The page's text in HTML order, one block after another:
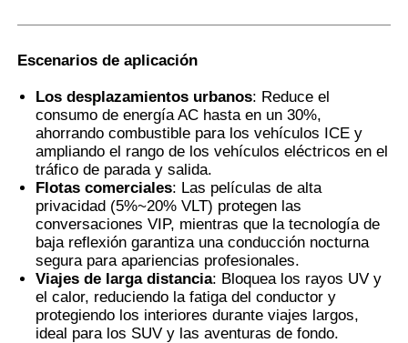
Escenarios de aplicación
Los desplazamientos urbanos: Reduce el
consumo de energía AC hasta en un 30%,
ahorrando combustible para los vehículos ICE y
ampliando el rango de los vehículos eléctricos en el
tráfico de parada y salida.
Flotas comerciales: Las películas de alta
privacidad (5%~20% VLT) protegen las
conversaciones VIP, mientras que la tecnología de
baja reflexión garantiza una conducción nocturna
segura para apariencias profesionales.
Viajes de larga distancia: Bloquea los rayos UV y
el calor, reduciendo la fatiga del conductor y
protegiendo los interiores durante viajes largos,
ideal para los SUV y las aventuras de fondo.